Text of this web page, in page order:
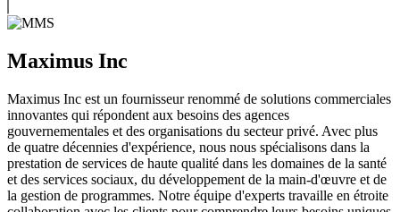
Maximus Inc
Maximus Inc est un fournisseur renommé de solutions commerciales
innovantes qui répondent aux besoins des agences
gouvernementales et des organisations du secteur privé. Avec plus
de quatre décennies d'expérience, nous nous spécialisons dans la
prestation de services de haute qualité dans les domaines de la santé
et des services sociaux, du développement de la main-d'œuvre et de
la gestion de programmes. Notre équipe d'experts travaille en étroite